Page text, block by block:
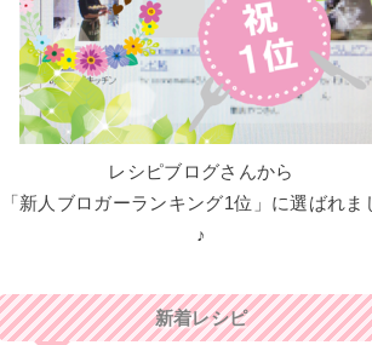
レシピブログさんから
「新人ブロガーランキング1位」に選ばれま
♪
新着レシピ